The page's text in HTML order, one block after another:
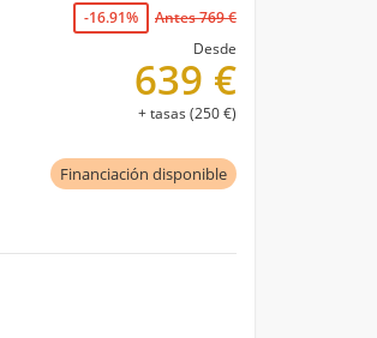
Financiación disponible
-16.91%
Antes 769 €
Desde
639 €
+ tasas (250 €)